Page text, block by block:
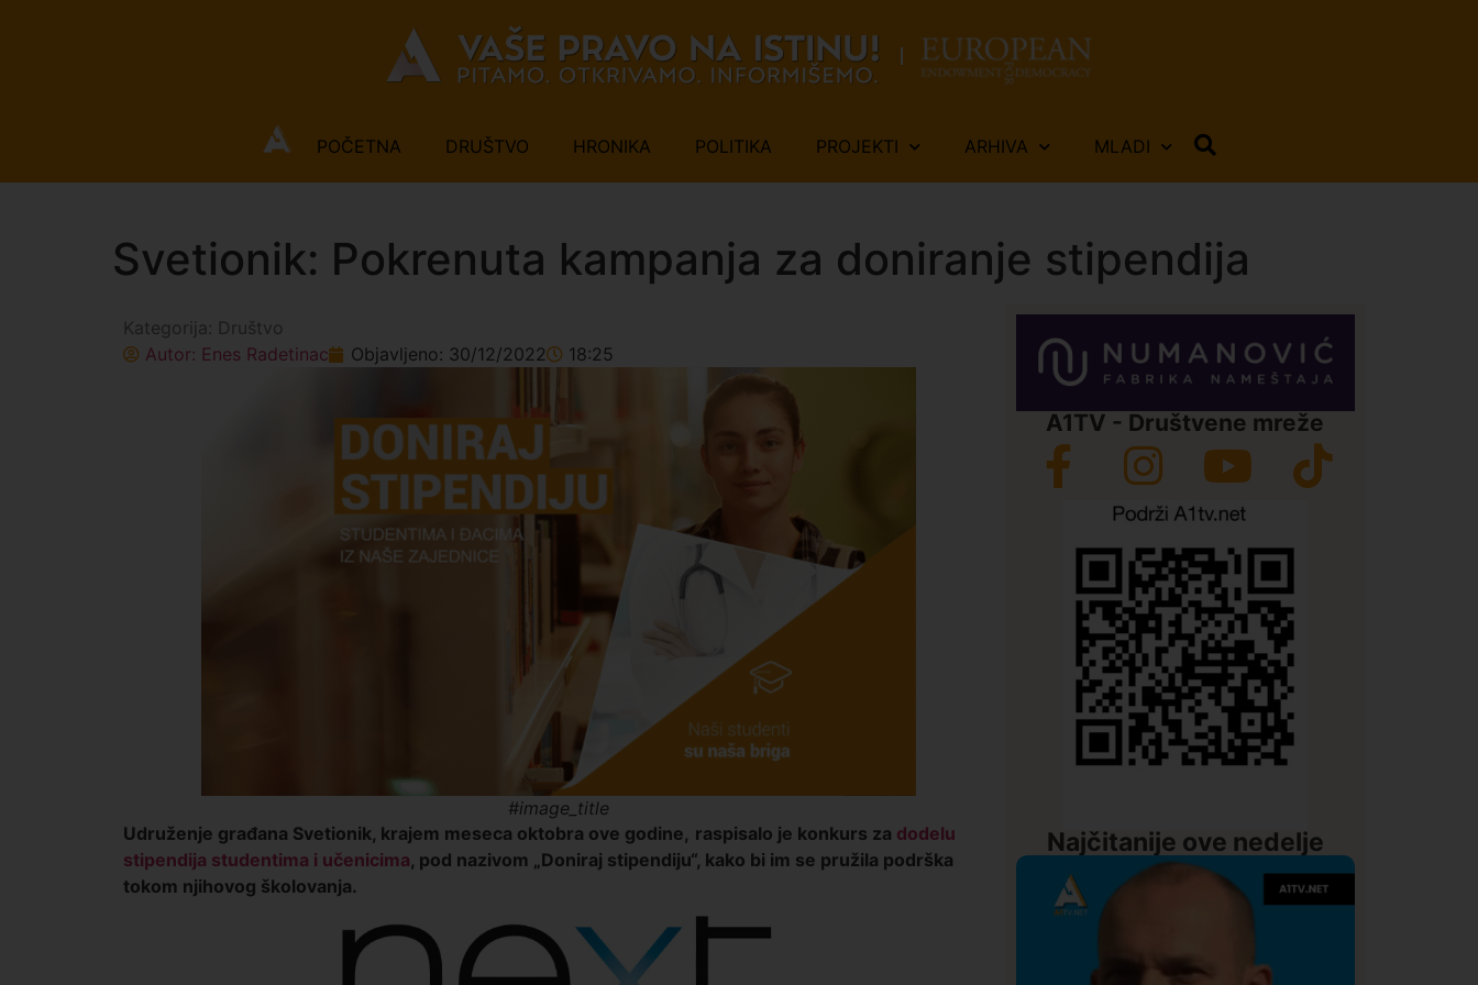
POČETNA DRUŠTVO HRONIKA POLITIKA PROJEKTI ARHIVA MLADI
Svetionik: Pokrenuta kampanja za doniranje stipendija
Kategorija: Društvo
Autor: Enes Radetinac Objavljeno: 30/12/2022 18:25
#image_title
Udruženje građana Svetionik, krajem meseca oktobra ove godine, raspisalo je konkurs za dodelu
stipendija studentima i učenicima, pod nazivom „Doniraj stipendiju“, kako bi im se pružila podrška
tokom njihovog školovanja.
A1TV - Društvene mreže
Najčitanije ove nedelje